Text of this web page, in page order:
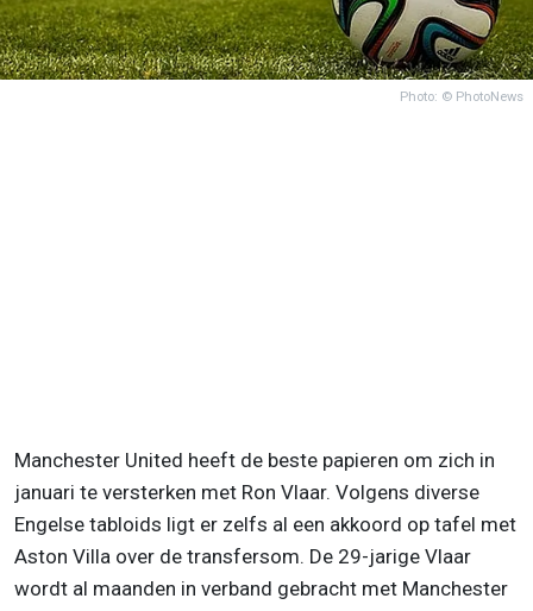
Photo: © PhotoNews
Manchester United heeft de beste papieren om zich in
januari te versterken met Ron Vlaar. Volgens diverse
Engelse tabloids ligt er zelfs al een akkoord op tafel met
Aston Villa over de transfersom. De 29-jarige Vlaar
wordt al maanden in verband gebracht met Manchester